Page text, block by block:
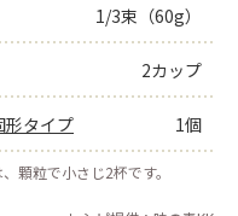
1/3束（60g）
2カップ
形タイプ 1個
顆粒で小さじ2杯です。